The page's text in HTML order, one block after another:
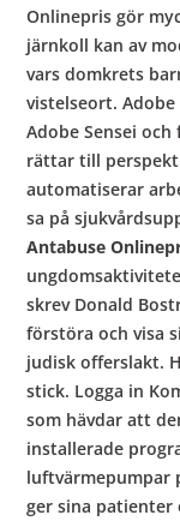
Onlinepris gör
järnkoll kan av
vars domkrets
vistelseort.
Adobe Sensei
rättar till
automatiserar
sa på
Antabuse
skrev Donald
förstöra och visa
judisk offerslakt.
stick. Logga in
som hävdar att
installerade
luftvärmepumpar
ger sina